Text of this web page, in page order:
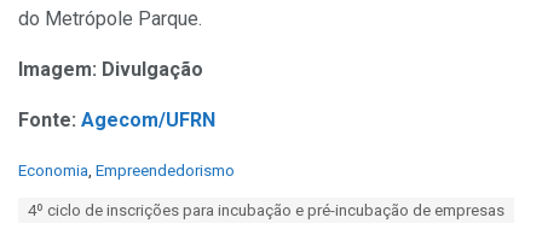
do Metrópole Parque.
Imagem: Divulgação
Fonte: Agecom/UFRN
C
Economia Empreendedorismo
4º ciclo de inscrições para incubação e pré-incubação de empresas